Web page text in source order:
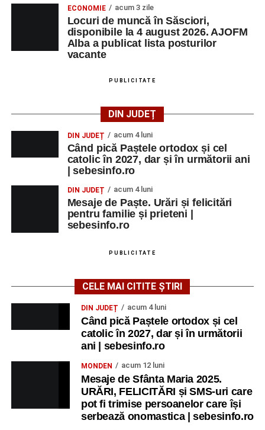
Trupei de Dansuri Săsești;
Alexandrei Pamfilie;
Alfred Dahinten.
– Proiecție cinematografică:
de Federico Fellini și Tullio Pinelli.
MARȚI, 25 AUGUST 2026
Grădina Muzeului Municipal „Ioan
Raica” Sebeș
„Armonia artelor”– salon literar și întâlnire
cu artele plastice, organizat alături de artiști locali.
– Proiecție cinematografică:
„Anotimpurile”de Antonio Vivaldi (rating N-15).
MIERCURI, 26 AUGUST 2026
Copiii în armonia orașului
Ora 10.00– Școala din Răhău: activități recreative pentru
– Curtea Școlii „M. Kogălniceanu”: activități
recreative pentru copii.
ECONOMIE acum 3 zile
Locuri de muncă în Săsciori,
disponibile la 4 august 2026. AJOFM
Alba a publicat lista posturilor
vacante
PUBLICITATE
DIN JUDEȚ
DIN JUDEȚ acum 4 luni
Când pică Paștele ortodox și cel
catolic în 2027, dar și în următorii ani
| sebesinfo.ro
DIN JUDEȚ acum 4 luni
Mesaje de Paște. Urări și felicitări
pentru familie și prieteni |
sebesinfo.ro
PUBLICITATE
CELE MAI CITITE ȘTIRI
DIN JUDEȚ acum 4 luni
Când pică Paștele ortodox și cel
catolic în 2027, dar și în următorii
ani | sebesinfo.ro
MONDEN acum 12 luni
Mesaje de Sfânta Maria 2025.
URĂRI, FELICITĂRI și SMS-uri care
pot fi trimise persoanelor care își
serbează onomastica | sebesinfo.ro